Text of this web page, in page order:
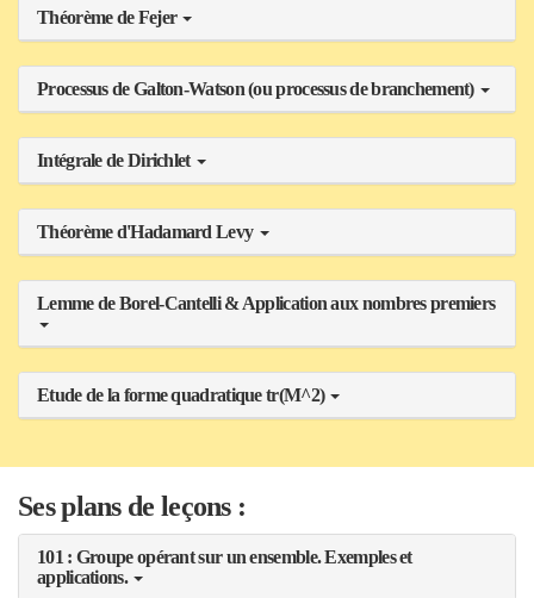
Théorème de Fejer
Processus de Galton-Watson (ou processus de branchement)
Intégrale de Dirichlet
Théorème d'Hadamard Levy
Lemme de Borel-Cantelli & Application aux nombres premiers
Etude de la forme quadratique tr(M^2)
Ses plans de leçons :
101 : Groupe opérant sur un ensemble. Exemples et
applications.